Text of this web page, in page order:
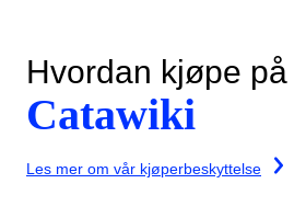
Hvordan kjøpe på
Catawiki
Les mer om vår kjøperbeskyttelse